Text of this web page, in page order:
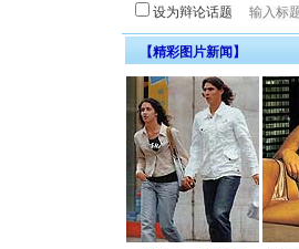
设为辩论话题
【精彩图片新闻】